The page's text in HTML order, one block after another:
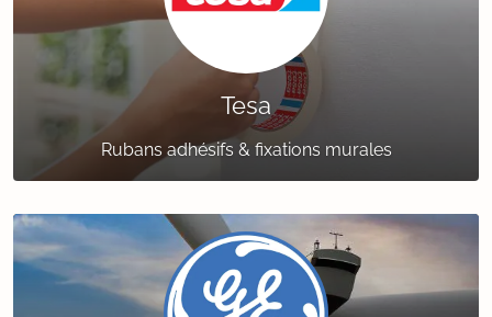
Tesa
Rubans adhésifs & fixations murales